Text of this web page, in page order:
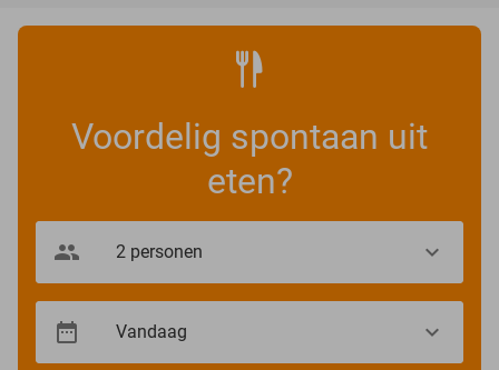
Voordelig spontaan uit
eten?